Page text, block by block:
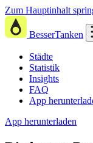
Zum Hauptinhalt
BesserTanken
Städte
Statistik
Insights
FAQ
App
App herunterladen